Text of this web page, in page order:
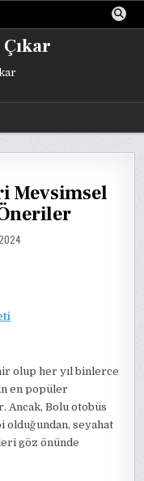
Çıkar
Mevsimsel
olup her yıl binlerce
en popüler
Bolu otobüs
seyahat
göz önünde